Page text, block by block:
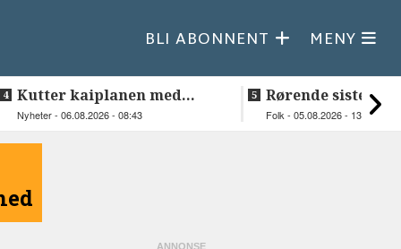
BLI ABONNENT MENY
Kutter kaiplanen med
flere hundre millioner
Nyheter - 06.08.2026 - 08:43
Rørende siste
Inge på
Folk - 05.08.2026 - 13:30